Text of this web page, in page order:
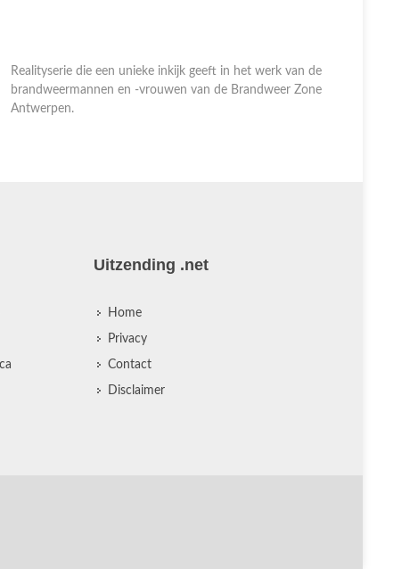
brandweermannen en -vrouwen van de Brandweer Zone
Antwerpen.
Uitzending .net
Home
Privacy
Contact
Disclaimer